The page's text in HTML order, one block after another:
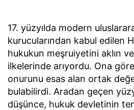
17. yüzyılda modern
kurucularından kabul edilen
hukukun meşruiyetini aklın
ilkelerinde arıyordu. Ona
onurunu esas alan ortak
bulabilirdi. Aradan geçen
düşünce, hukuk devletinin